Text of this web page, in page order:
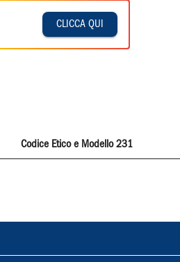
CLICCA QUI
Codice Etico e Modello 231